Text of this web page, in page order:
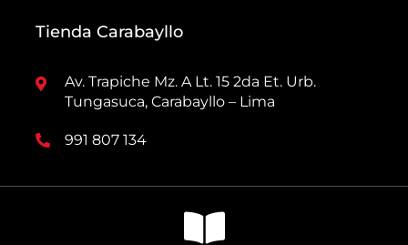
Tienda Carabayllo
Av. Trapiche Mz. A Lt. 15 2da Et. Urb.
Tungasuca, Carabayllo – Lima
991 807 134